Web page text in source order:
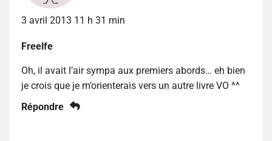
3 avril 2013 11 h 31 min
Freelfe
Oh, il avait l’air sympa aux premiers abords… eh bien
je crois que je m’orienterais vers un autre livre VO ^^
Répondre